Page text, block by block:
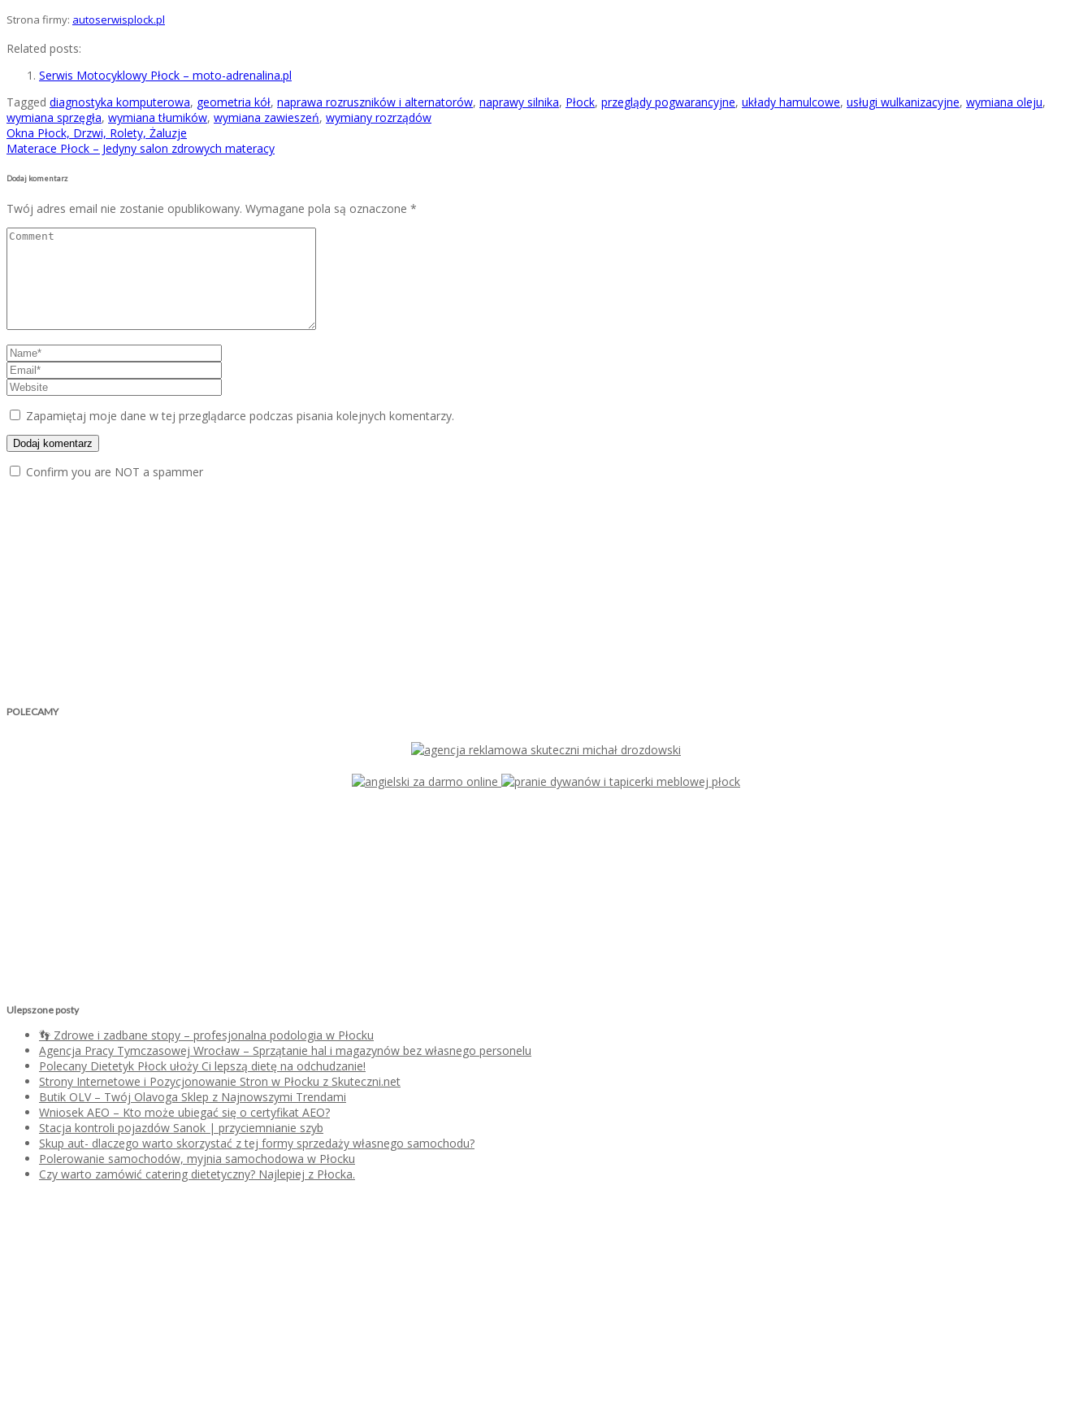
Strona firmy: autoserwisplock.pl
Related posts:
Serwis Motocyklowy Płock – moto-adrenalina.pl
Tagged diagnostyka komputerowa, geometria kół, naprawa rozruszników i alternatorów, naprawy silnika, Płock, przeglądy pogwarancyjne, układy hamulcowe, usługi wulkanizacyjne, wymiana oleju,
wymiana sprzęgła, wymiana tłumików, wymiana zawieszeń, wymiany rozrządów
Nawigacja
wpisu
Okna Płock, Drzwi, Rolety, Żaluzje
Materace Płock – Jedyny salon zdrowych materacy
Dodaj komentarz
Twój adres email nie zostanie opublikowany. Wymagane pola są oznaczone *
Zapamiętaj moje dane w tej przeglądarce podczas pisania kolejnych komentarzy.
Confirm you are NOT a spammer
POLECAMY
Ulepszone posty
👣 Zdrowe i zadbane stopy – profesjonalna podologia w Płocku
Agencja Pracy Tymczasowej Wrocław – Sprzątanie hal i magazynów bez własnego personelu
Polecany Dietetyk Płock ułoży Ci lepszą dietę na odchudzanie!
Strony Internetowe i Pozycjonowanie Stron w Płocku z Skuteczni.net
Butik OLV – Twój Olavoga Sklep z Najnowszymi Trendami
Wniosek AEO – Kto może ubiegać się o certyfikat AEO?
Stacja kontroli pojazdów Sanok | przyciemnianie szyb
Skup aut- dlaczego warto skorzystać z tej formy sprzedaży własnego samochodu?
Polerowanie samochodów, myjnia samochodowa w Płocku
Czy warto zamówić catering dietetyczny? Najlepiej z Płocka.